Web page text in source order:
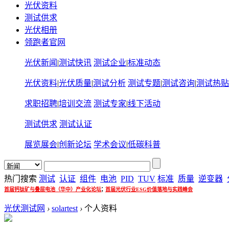
光伏资料
测试供求
光伏相册
领跑者官网
光伏新闻 |测试快讯 测试企业|标准动态
光伏资料|光伏质量|测试分析 测试专题|测试咨询|测试热贴
求职招聘|培训交流 测试专家|线下活动
测试供求 测试认证
展览展会|创新论坛 学术会议|低碳科普
热门搜索 测试 认证 组件 电池 PID TUV 标准 质量 逆变器
首届钙钛矿与叠层电池（华中）产业化论坛; 首届光伏行业ESG价值落地与实践峰会
光伏测试网 › solartest › 个人资料